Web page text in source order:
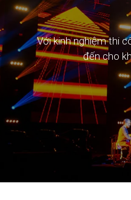
2.000+
Với kinh nghiệm thi
đến cho
Với kinh nghiệm thi
đến cho